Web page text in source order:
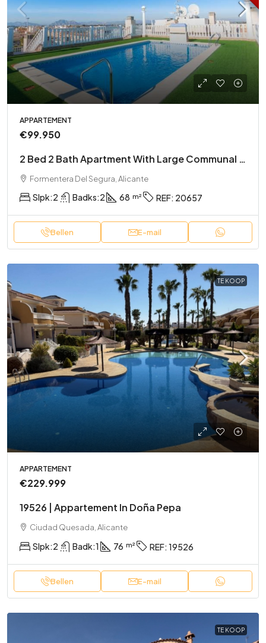
APPARTEMENT
€99.950
2 Bed 2 Bath Apartment With Large Communal Rooftop Pool And Gardens
Formentera Del Segura, Alicante
Slpk:2 Badks:2 68 REF: 20657
Bellen E-mail
TE KOOP
APPARTEMENT
€229.999
19526 | Appartement In Doña Pepa
Ciudad Quesada, Alicante
Slpk:2 Badk:1 76 REF: 19526
Bellen E-mail
TE KOOP